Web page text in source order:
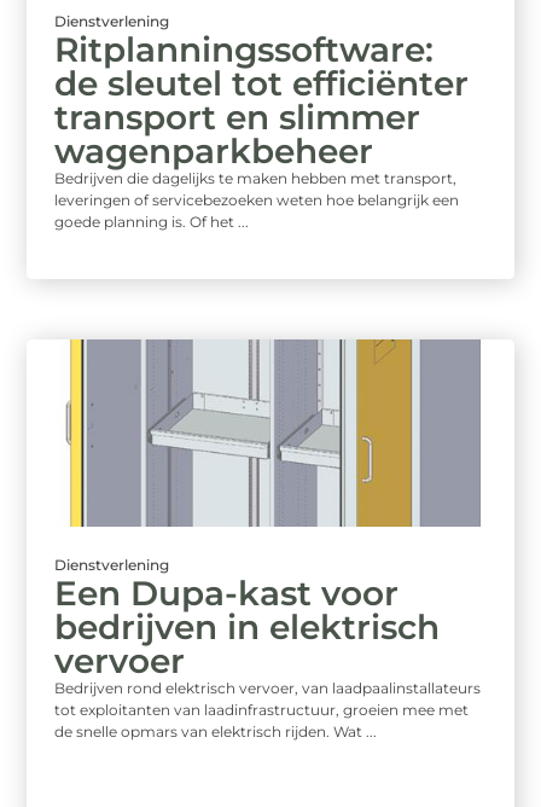
Dienstverlening
Ritplanningssoftware:
de sleutel tot efficiënter
transport en slimmer
wagenparkbeheer
Bedrijven die dagelijks te maken hebben met transport,
leveringen of servicebezoeken weten hoe belangrijk een
goede planning is. Of het ...
Dienstverlening
Een Dupa-kast voor
bedrijven in elektrisch
vervoer
Bedrijven rond elektrisch vervoer, van laadpaalinstallateurs
tot exploitanten van laadinfrastructuur, groeien mee met
de snelle opmars van elektrisch rijden. Wat ...